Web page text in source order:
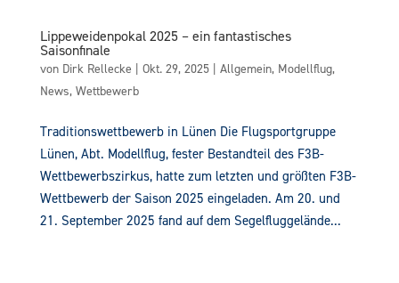
Lippeweidenpokal 2025 – ein fantastisches
Saisonfinale
von Dirk Rellecke | Okt. 29, 2025| Allgemein, Modellflug,
News, Wettbewerb
Traditionswettbewerb in Lünen Die Flugsportgruppe
Lünen, Abt. Modellflug, fester Bestandteil des F3B-
Wettbewerbszirkus, hatte zum letzten und größten F3B-
Wettbewerb der Saison 2025 eingeladen. Am 20. und
21. September 2025 fand auf dem Segelfluggelände...